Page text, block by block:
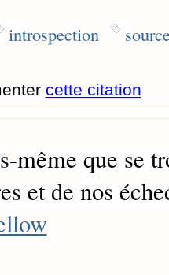
introspection
cette citation
même que se
et de nos